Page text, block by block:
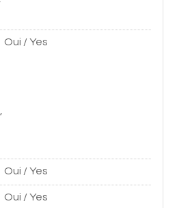
Oui / Yes
Oui / Yes
Oui / Yes